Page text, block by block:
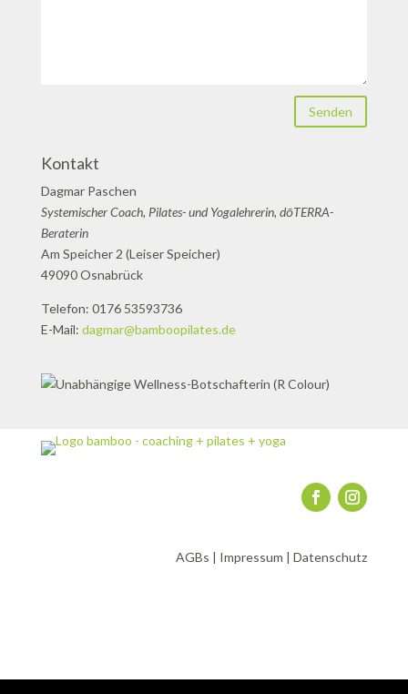
Senden
Kontakt
Dagmar Paschen
Systemischer Coach, Pilates- und Yogalehrerin, dōTERRA-
Beraterin
Am Speicher 2 (Leiser Speicher)
49090 Osnabrück
Telefon: 0176 53593736
E-Mail: dagmar@bamboopilates.de
AGBs | Impressum |Datenschutz